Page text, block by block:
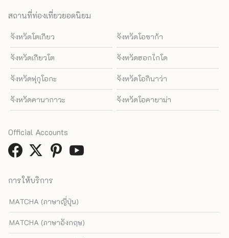
สถานที่ท่องเที่ยวยอดนิยม
จังหวัดโตเกียว จังหวัดโอซาก้า
จังหวัดเกียวโต จังหวัดฮอกไกโด
จังหวัดฟุกุโอกะ จังหวัดโอกินาว่า
จังหวัดคานากาวะ จังหวัดโอคายาม่า
การให้บริการ
MATCHA (ภาษาญี่ปุ่น)
MATCHA (ภาษาอังกฤษ)
Official Accounts